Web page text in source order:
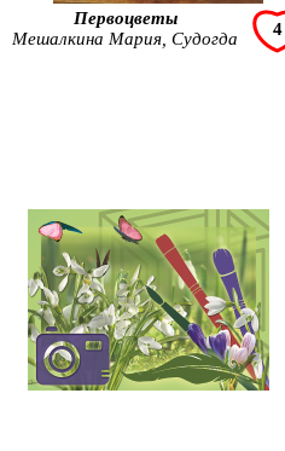
4
Первоцветы
Мешалкина Мария, Судогда